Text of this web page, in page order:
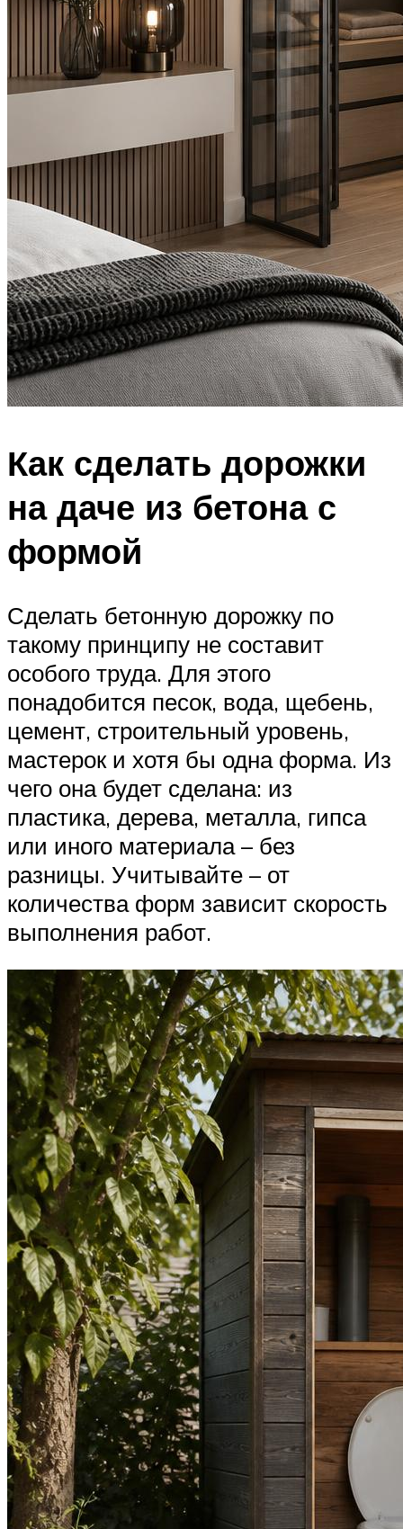
Как сделать дорожки
на даче из бетона с
формой
Сделать бетонную дорожку по
такому принципу не составит
особого труда. Для этого
понадобится песок, вода, щебень,
цемент, строительный уровень,
мастерок и хотя бы одна форма. Из
чего она будет сделана: из
пластика, дерева, металла, гипса
или иного материала – без
разницы. Учитывайте – от
количества форм зависит скорость
выполнения работ.